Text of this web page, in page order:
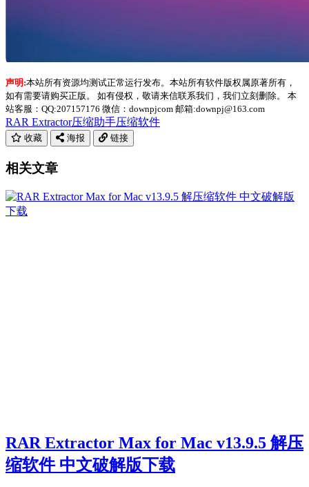
声明:本站所有资源均测试正常运行发布。本站所有软件版权属原著所有，
如有需要请购买正版。 如有侵权，敬请来信联系我们，我们立刻删除。 本
站客服：QQ:207157176 微信：downpjcom 邮箱:downpj@163.com
RAR Extractor压缩助手压缩软件
收藏 海报 链接
相关文章
RAR Extractor Max for Mac v13.9.5 解压
缩软件 中文破解版下载